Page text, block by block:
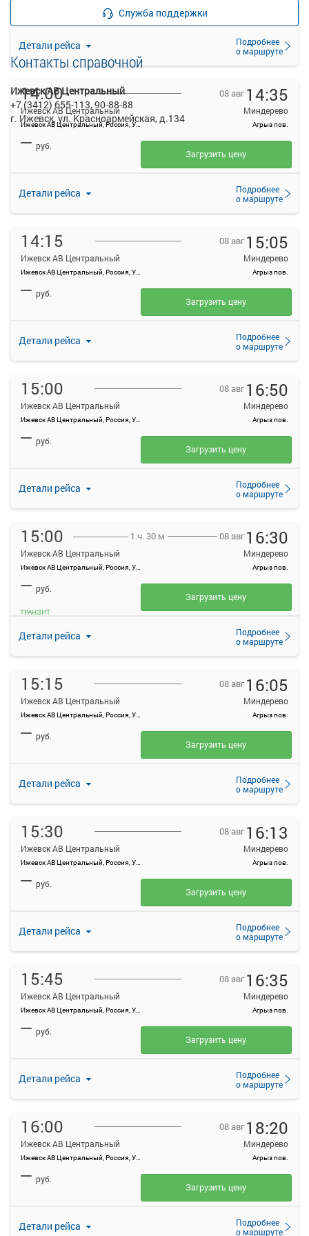
Детали рейса
Подробнее
о маршруте
14:00
Ижевск АВ Центральный
Ижевск АВ Центральный, Россия, Удмуртская Республика, Ижевск, Красноармейская ул, 134А
08 авг 14:35
Миндерево
Агрыз пов.
Детали рейса
Подробнее
о маршруте
— руб.
Загрузить цену
14:15
Ижевск АВ Центральный
Ижевск АВ Центральный, Россия, Удмуртская Республика, Ижевск, Красноармейская ул, 134А
08 авг 15:05
Миндерево
Агрыз пов.
Детали рейса
Подробнее
о маршруте
— руб.
Загрузить цену
15:00
Ижевск АВ Центральный
Ижевск АВ Центральный, Россия, Удмуртская Республика, Ижевск, Красноармейская ул, 134А
08 авг 16:50
Миндерево
Агрыз пов.
Детали рейса
Подробнее
о маршруте
— руб.
Загрузить цену
15:00
Ижевск АВ Центральный
Ижевск АВ Центральный, Россия, Удмуртская Республика, Ижевск, Красноармейская ул, 134А
1 ч. 30 м 08 авг 16:30
Миндерево
Агрыз пов.
Детали рейса
Подробнее
о маршруте
— руб.
ТРАНЗИТ
Загрузить цену
15:15
Ижевск АВ Центральный
Ижевск АВ Центральный, Россия, Удмуртская Республика, Ижевск, Красноармейская ул, 134А
08 авг 16:05
Миндерево
Агрыз пов.
Детали рейса
Подробнее
о маршруте
— руб.
Загрузить цену
15:30
Ижевск АВ Центральный
Ижевск АВ Центральный, Россия, Удмуртская Республика, Ижевск, Красноармейская ул, 134А
08 авг 16:13
Миндерево
Агрыз пов.
Детали рейса
Подробнее
о маршруте
— руб.
Загрузить цену
15:45
Ижевск АВ Центральный
Ижевск АВ Центральный, Россия, Удмуртская Республика, Ижевск, Красноармейская ул, 134А
08 авг 16:35
Миндерево
Агрыз пов.
Детали рейса
Подробнее
о маршруте
— руб.
Загрузить цену
16:00
Ижевск АВ Центральный
Ижевск АВ Центральный, Россия, Удмуртская Республика, Ижевск, Красноармейская ул, 134А
08 авг 18:20
Миндерево
Агрыз пов.
Детали рейса
Подробнее
о маршруте
— руб.
Загрузить цену
Служба поддержки
Контакты справочной
Ижевск АВ Центральный
+7 (3412) 655-113, 90-88-88
г. Ижевск, ул. Красноармейская, д.134